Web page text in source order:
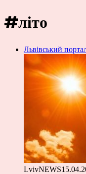
#літо
Львівський
LvivNEWS